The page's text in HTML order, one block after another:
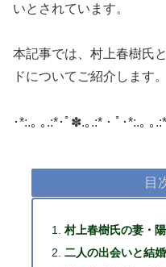
いとされています。
本記事では、村上春樹氏と
ドについてご紹介します。
･*:.｡ ｡.:*･ﾟ✽.｡.:*・ﾟ･*:.｡ ｡
目
村上春樹氏の妻・
二人の出会いと結